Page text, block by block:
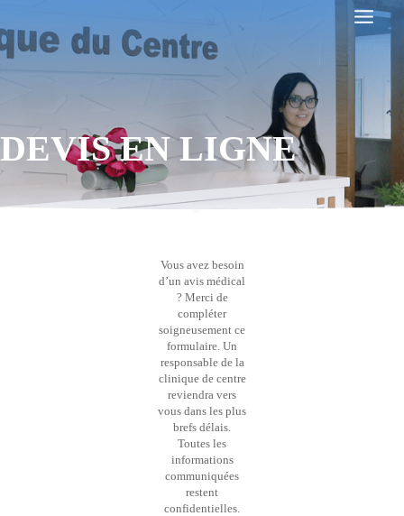
au
contenu
DEVIS EN LIGNE
Vous avez besoin
d’un avis médical
? Merci de
compléter
soigneusement ce
formulaire. Un
responsable de la
clinique de centre
reviendra vers
vous dans les plus
brefs délais.
Toutes les
informations
communiquées
restent
confidentielles.